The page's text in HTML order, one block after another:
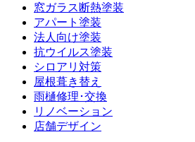
窓ガラス断熱塗装
アパート塗装
法人向け塗装
抗ウイルス塗装
シロアリ対策
屋根葺き替え
雨樋修理･交換
リノベーション
店舗デザイン